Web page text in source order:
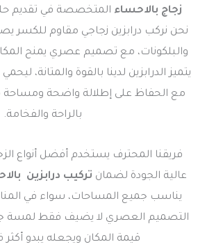
زجاج بالاحساء المتخصصة في تقديم
نحن نركب درابزين زجاجي مقاوم للكسر
والبلكونات، مع تصميم عصري يمنح
يتميز الدرابزين لدينا بالقوة والمتانة،
مع الحفاظ على إطلالة واضحة
بالراحة والفخامة.
فريقنا المحترف يستخدم أفضل أنواع
عالية الجودة لضمان تركيب درابزين
يناسب جميع المساحات، سواء في
التصميم العصري لا يضيف فقط لمسة
قيمة المكان ويجعله يبدو أكثر